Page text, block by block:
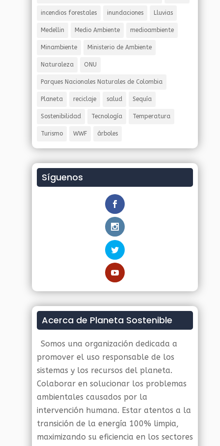
incendios forestales inundaciones Lluvias
Medellin Medio Ambiente medioambiente
Minambiente Ministerio de Ambiente
Naturaleza ONU
Parques Nacionales Naturales de Colombia
Planeta reciclaje salud Sequía
Sostenibilidad Tecnología Temperatura
Turismo WWF árboles
Síguenos
Acerca de Planeta Sostenible
Somos una organización dedicada a
promover el uso responsable de los
sistemas y los recursos del planeta.
Colaborar en solucionar los problemas
ambientales causados por la
intervención humana. Estar atentos a la
transición de la energía 100% limpia,
maximizando su eficiencia en los sectores